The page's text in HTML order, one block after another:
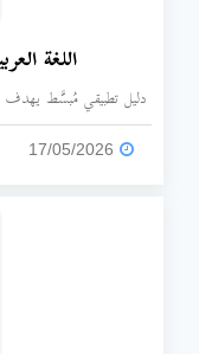
اللغة
دليل تطبيقي مُبسَّط يهدف
مع طرح
17/05/2026